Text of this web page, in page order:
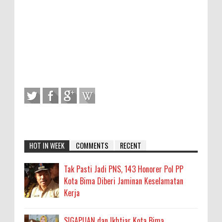
HOT IN WEEK COMMENTS RECENT
Tak Pasti Jadi PNS, 143 Honorer Pol PP
Kota Bima Diberi Jaminan Keselamatan
Kerja